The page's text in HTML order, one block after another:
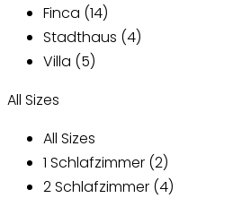
Finca (14)
Stadthaus (4)
Villa (5)
All Sizes
All Sizes
1 Schlafzimmer (2)
2 Schlafzimmer (4)